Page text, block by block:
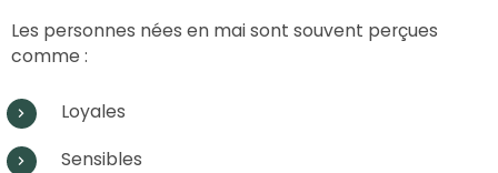
Les personnes nées en mai sont souvent perçues
comme :
Loyales
Sensibles